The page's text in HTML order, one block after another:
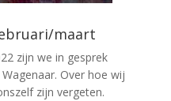
maart
zijn we in gesprek
Over hoe wij
zijn vergeten.